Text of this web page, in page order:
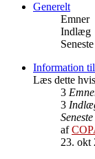
Generelt
Emner
Indlæg
Information
Læs dette
3
3
af
23. okt